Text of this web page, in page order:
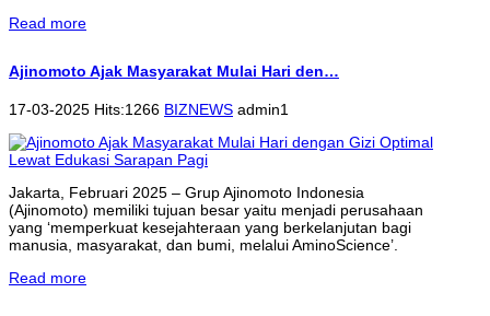
Read more
Ajinomoto Ajak Masyarakat Mulai Hari den…
17-03-2025 Hits:1266 BIZNEWS admin1
Jakarta, Februari 2025 – Grup Ajinomoto Indonesia
(Ajinomoto) memiliki tujuan besar yaitu menjadi perusahaan
yang ‘memperkuat kesejahteraan yang berkelanjutan bagi
manusia, masyarakat, dan bumi, melalui AminoScience’.
Read more